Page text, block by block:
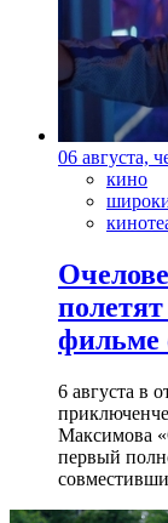
06 августа,
кино
6 августа в
Максимова
первый